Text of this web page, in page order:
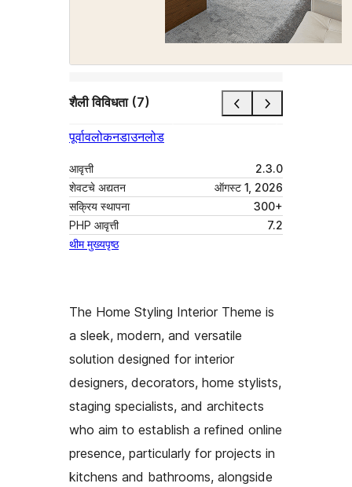
शैली विविधता (7)
पूर्वावलोकनडाउनलोड
आवृत्ती
2.3.0
शेवटचे अद्यतन
ऑगस्ट 1, 2026
सक्रिय स्थापना
300+
PHP आवृत्ती
7.2
थीम मुख्यपृष्ठ
The Home Styling Interior Theme is
a sleek, modern, and versatile
solution designed for interior
designers, decorators, home stylists,
staging specialists, and architects
who aim to establish a refined online
presence, particularly for projects in
kitchens and bathrooms, alongside